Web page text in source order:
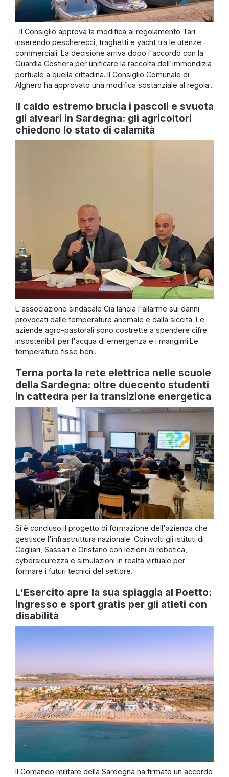
Il Consiglio approva la modifica al regolamento Tari
inserendo pescherecci, traghetti e yacht tra le utenze
commerciali. La decisione arriva dopo l'accordo con la
Guardia Costiera per unificare la raccolta dell'immondizia
portuale a quella cittadina. Il Consiglio Comunale di
Alghero ha approvato una modifica sostanziale al regola...
Il caldo estremo brucia i pascoli e svuota
gli alveari in Sardegna: gli agricoltori
chiedono lo stato di calamità
L'associazione sindacale Cia lancia l'allarme sui danni
provocati dalle temperature anomale e dalla siccità. Le
aziende agro-pastorali sono costrette a spendere cifre
insostenibili per l'acqua di emergenza e i mangimi.Le
temperature fisse ben...
Terna porta la rete elettrica nelle scuole
della Sardegna: oltre duecento studenti
in cattedra per la transizione energetica
Si è concluso il progetto di formazione dell'azienda che
gestisce l'infrastruttura nazionale. Coinvolti gli istituti di
Cagliari, Sassari e Oristano con lezioni di robotica,
cybersicurezza e simulazioni in realtà virtuale per
formare i futuri tecnici del settore.
L'Esercito apre la sua spiaggia al Poetto:
ingresso e sport gratis per gli atleti con
disabilità
Il Comando militare della Sardegna ha firmato un accordo